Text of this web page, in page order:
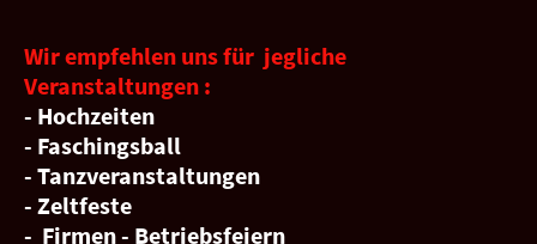
Wir empfehlen uns für jegliche
Veranstaltungen :
- Hochzeiten
- Faschingsball
- Tanzveranstaltungen
- Zeltfeste
- Firmen - Betriebsfeiern